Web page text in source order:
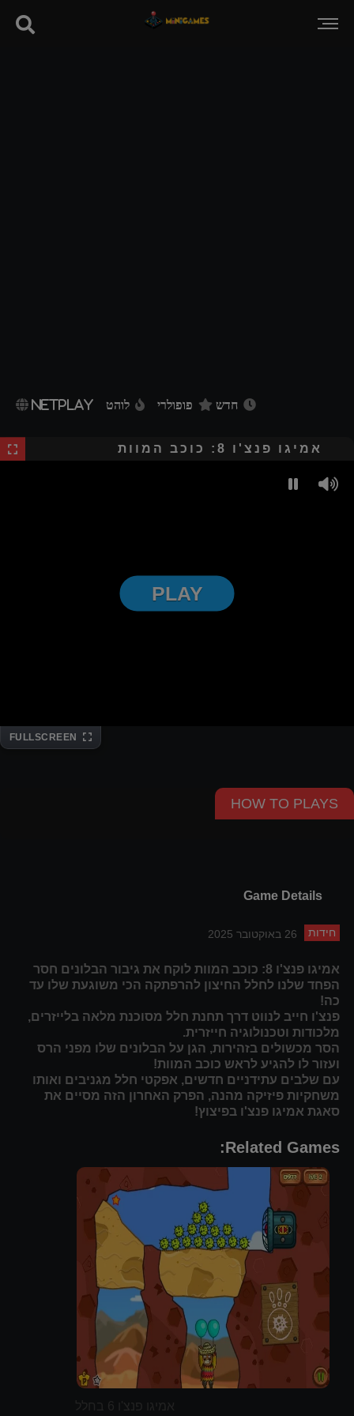
חדש פופולרי לוהט NETPLAY
אמיגו פנצ'ו 8: כוכב המוות
PLAY
HOW TO PLAYS
Game Details
חידות 26 באוקטובר 2025
אמיגו פנצ'ו 8: כוכב המוות לוקח את גיבור הבלונים חסר
הפחד שלנו לחלל החיצון להרפתקה הכי משוגעת שלו עד
כה!
פנצ'ו חייב לנווט דרך תחנת חלל מסוכנת מלאה בלייזרים,
מלכודות וטכנולוגיה חייזרית.
הסר מכשולים בזהירות, הגן על הבלונים שלו מפני הרס
ועזור לו להגיע לראש כוכב המוות!
עם שלבים עתידניים חדשים, אפקטי חלל מגניבים ואותו
משחקיות פיזיקה מהנה, הפרק האחרון הזה מסיים את
סאגת אמיגו פנצ'ו בפיצוץ!
Related Games: